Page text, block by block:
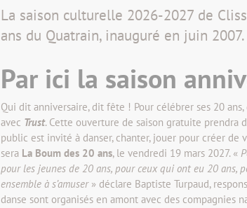
La saison culturelle 2026-2027 de
ans du Quatrain, inauguré en juin 2007.
Par ici la saison
Qui dit anniversaire, dit fête ! Pour célébrer ses 20
avec Trust. Cette ouverture de saison gratuite prendra
public est invité à danser, chanter, jouer pour créer
sera La Boum des 20 ans, le vendredi 19 mars 2027. «
pour les jeunes de 20 ans, pour ceux qui ont eu 20 ans,
ensemble à s’amuser» déclare Baptiste Turpaud,
danse sont organisés en amont avec des